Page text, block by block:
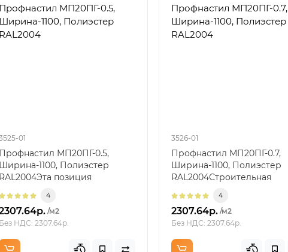
Профнастил МП20ПГ-0.5,
Ширина-1100, Полиэстер
RAL2004
01
Профнастил МП20ПГ-0.5,
Ширина-1100, Полиэстер
RAL2004Эта позиция
металлическо..
4
/м2
Без НДС: 2307.64р.
Профнастил МП20ПГ-0.7,
Ширина-1100, Полиэстер
RAL2004
3526-01
Профнастил МП20ПГ-0.7,
Ширина-1100, Полиэстер
RAL2004Строительная
4
2307.64р. /м2
Без НДС: 2307.64р.